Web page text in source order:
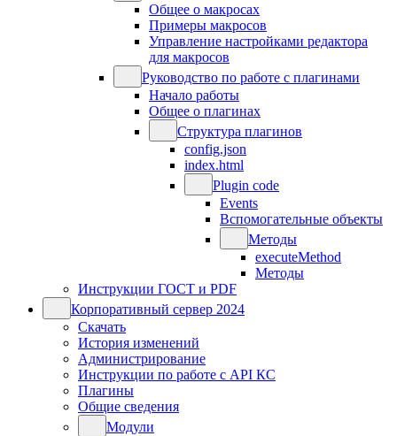
Общее о макросах
Примеры макросов
Управление настройками редактора
для макросов
Руководство по работе с плагинами
Начало работы
Общее о плагинах
Структура плагинов
config.json
index.html
Plugin code
Events
Вспомогательные объекты
Методы
executeMethod
Методы
Инструкции ГОСТ и PDF
Корпоративный сервер 2024
Скачать
История изменений
Администрирование
Инструкции по работе с API КС
Плагины
Общие сведения
Модули